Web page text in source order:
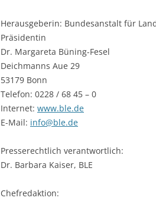
Herausgeberin: Bundesanstalt für
Präsidentin
Dr. Margareta Büning-Fesel
Deichmanns Aue 29
53179 Bonn
Telefon: 0228 / 68 45 – 0
Internet: www.ble.de
E-Mail: info@ble.de
Presserechtlich verantwortlich:
Dr. Barbara Kaiser, BLE
Chefredaktion: